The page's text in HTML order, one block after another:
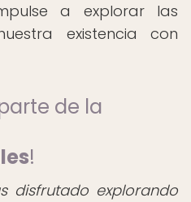
a explorar las
existencia con
de la
!
disfrutado explorando